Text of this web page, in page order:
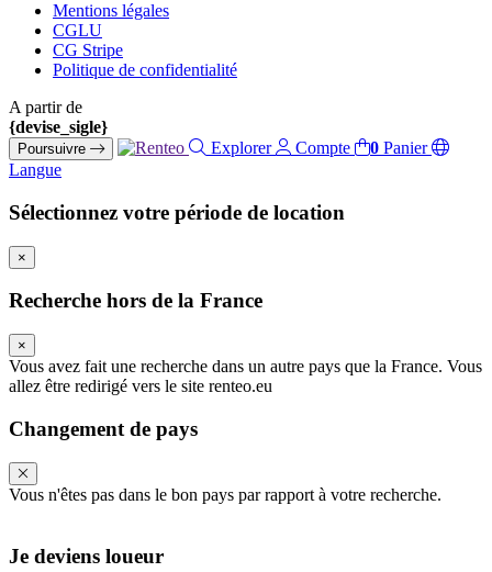
Mentions légales
CGLU
CG Stripe
Politique de confidentialité
A partir de
{devise_sigle}
Poursuivre Explorer Compte 0 Panier
Langue
Sélectionnez votre période de location
×
Recherche hors de la France
×
Vous avez fait une recherche dans un autre pays que la France. Vous
allez être redirigé vers le site renteo.eu
Changement de pays
Vous n'êtes pas dans le bon pays par rapport à votre recherche.
Je deviens loueur